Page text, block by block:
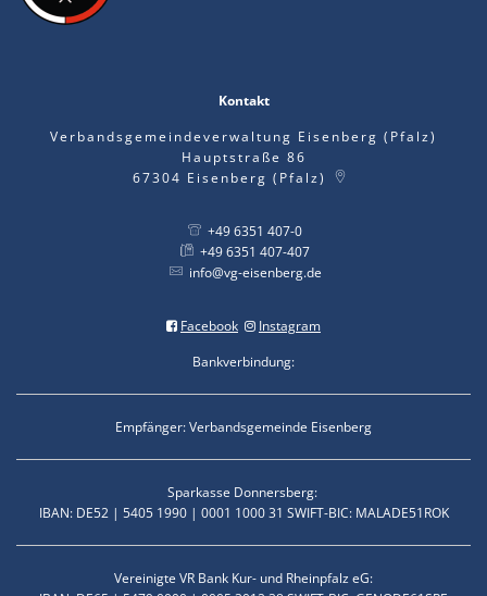
Kontakt
Verbandsgemeindeverwaltung Eisenberg (Pfalz)
Hauptstraße 86
67304 Eisenberg (Pfalz)
+49 6351 407-0
+49 6351 407-407
info@vg-eisenberg.de
Facebook
Instagram
Bankverbindung:
Empfänger: Verbandsgemeinde Eisenberg
Sparkasse Donnersberg:
IBAN: DE52 | 5405 1990 | 0001 1000 31 SWIFT-BIC: MALADE51ROK
Vereinigte VR Bank Kur- und Rheinpfalz eG: